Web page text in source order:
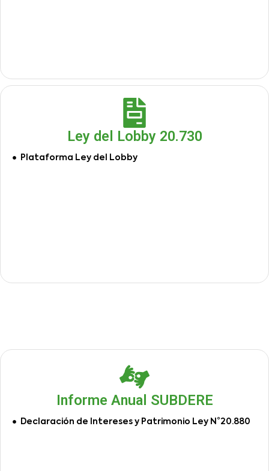
Ley del Lobby 20.730
Plataforma Ley del Lobby
Informe Anual SUBDERE
Declaración de Intereses y Patrimonio Ley N°20.880